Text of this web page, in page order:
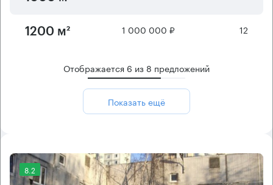
1200 м² 1 000 000 ₽ 12
Отображается 6 из 8 предложений
Показать ещё
8.2